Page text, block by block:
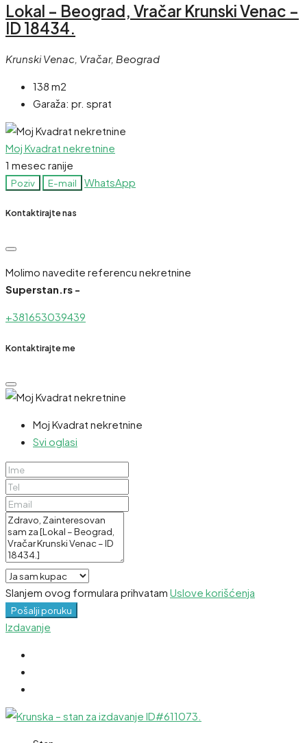
Lokal – Beograd, Vračar Krunski Venac –
ID 18434.
Krunski Venac, Vračar, Beograd
138 m2
Garaža: pr. sprat
Moj Kvadrat nekretnine
1 mesec ranije
Poziv E-mail WhatsApp
Kontaktirajte nas
Molimo navedite referencu nekretnine
Superstan.rs -
+381653039439
Kontaktirajte me
Moj Kvadrat nekretnine
Svi oglasi
Slanjem ovog formulara prihvatam Uslove korišćenja
Pošalji poruku
Izdavanje